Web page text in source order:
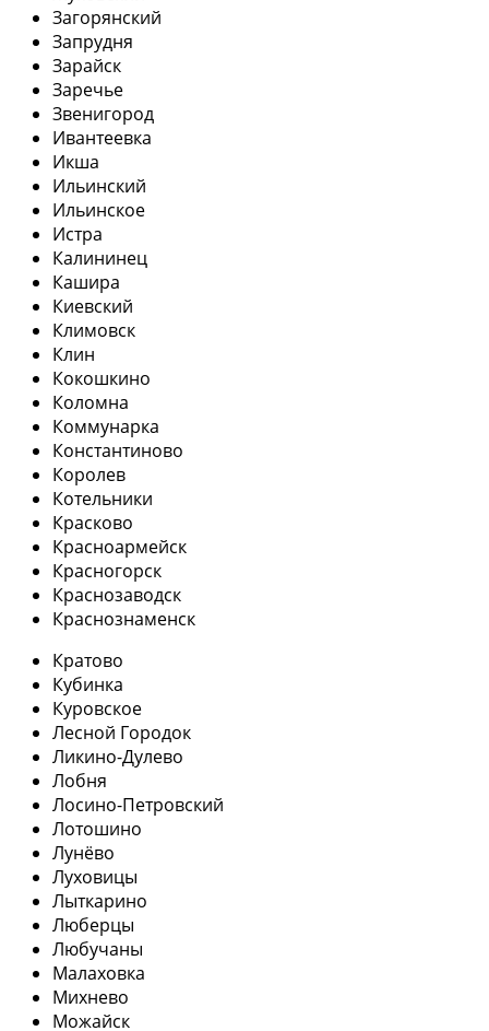
Загорянский
Запрудня
Зарайск
Заречье
Звенигород
Ивантеевка
Икша
Ильинский
Ильинское
Истра
Калининец
Кашира
Киевский
Климовск
Клин
Кокошкино
Коломна
Коммунарка
Константиново
Королев
Котельники
Красково
Красноармейск
Красногорск
Краснозаводск
Краснознаменск
Кратово
Кубинка
Куровское
Лесной Городок
Ликино-Дулево
Лобня
Лосино-Петровский
Лотошино
Лунёво
Луховицы
Лыткарино
Люберцы
Любучаны
Малаховка
Михнево
Можайск